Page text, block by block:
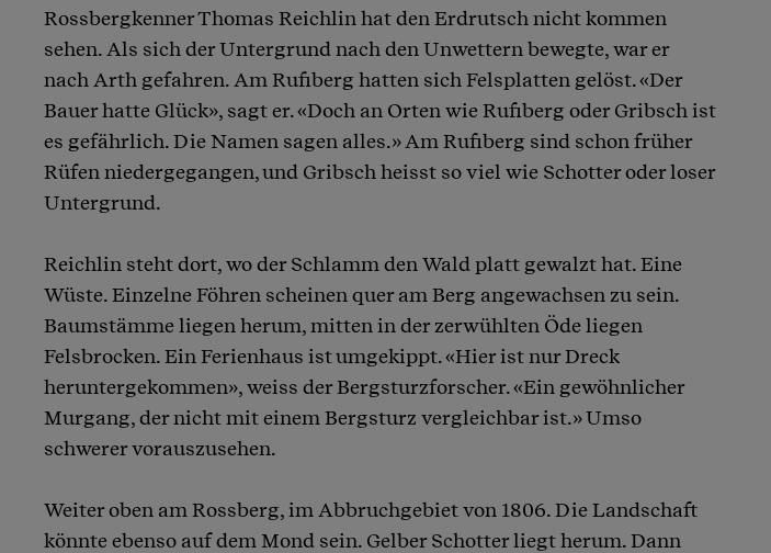
Rossbergkenner Thomas Reichlin hat den Erdrutsch nicht kommen
sehen. Als sich der Untergrund nach den Unwettern bewegte, war er
nach Arth gefahren. Am Rufiberg hatten sich Felsplatten gelöst. «Der
Bauer hatte Glück», sagt er. «Doch an Orten wie Rufiberg oder Gribsch ist
es gefährlich. Die Namen sagen alles.» Am Rufiberg sind schon früher
Rüfen niedergegangen, und Gribsch heisst so viel wie Schotter oder loser
Untergrund.
Reichlin steht dort, wo der Schlamm den Wald platt gewalzt hat. Eine
Wüste. Einzelne Föhren scheinen quer am Berg angewachsen zu sein.
Baumstämme liegen herum, mitten in der zerwühlten Öde liegen
Felsbrocken. Ein Ferienhaus ist umgekippt. «Hier ist nur Dreck
heruntergekommen», weiss der Bergsturzforscher. «Ein gewöhnlicher
Murgang, der nicht mit einem Bergsturz vergleichbar ist.» Umso
schwerer vorauszusehen.
Weiter oben am Rossberg, im Abbruchgebiet von 1806. Die Landschaft
könnte ebenso auf dem Mond sein. Gelber Schotter liegt herum. Dann